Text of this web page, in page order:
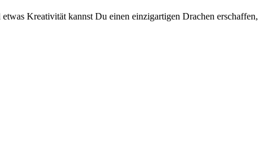
Kreativität kannst Du einen einzigartigen Drachen erschaffen,